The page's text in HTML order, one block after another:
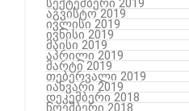
სექტემბერი 2019
აგვისტო 2019
ივლისი 2019
ივნისი 2019
მაისი 2019
აპრილი 2019
მარტი 2019
თებერვალი 2019
იანვარი 2019
დეკემბერი 2018
ნოემბერი 2018